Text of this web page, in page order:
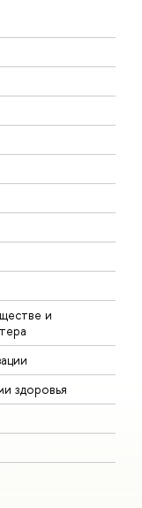
и
здоровья